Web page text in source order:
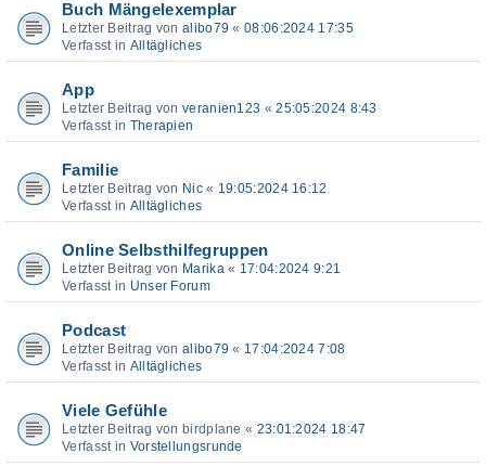
Buch Mängelexemplar
Letzter Beitrag von alibo79 «08:06:2024 17:35
Verfasst in Alltägliches
App
Letzter Beitrag von veranien123 «25:05:2024 8:43
Verfasst in Therapien
Familie
Letzter Beitrag von Nic« 19:05:2024 16:12
Verfasst in Alltägliches
Online Selbsthilfegruppen
Letzter Beitrag von Marika« 17:04:2024 9:21
Verfasst in Unser Forum
Podcast
Letzter Beitrag von alibo79 « 17:04:2024 7:08
Verfasst in Alltägliches
Viele Gefühle
Letzter Beitrag von birdplane « 23:01:2024 18:47
Verfasst in Vorstellungsrunde